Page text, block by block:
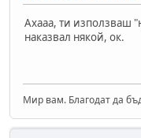
Ахааа, ти използваш
наказвал някой, ок.
Мир вам. Благодат да